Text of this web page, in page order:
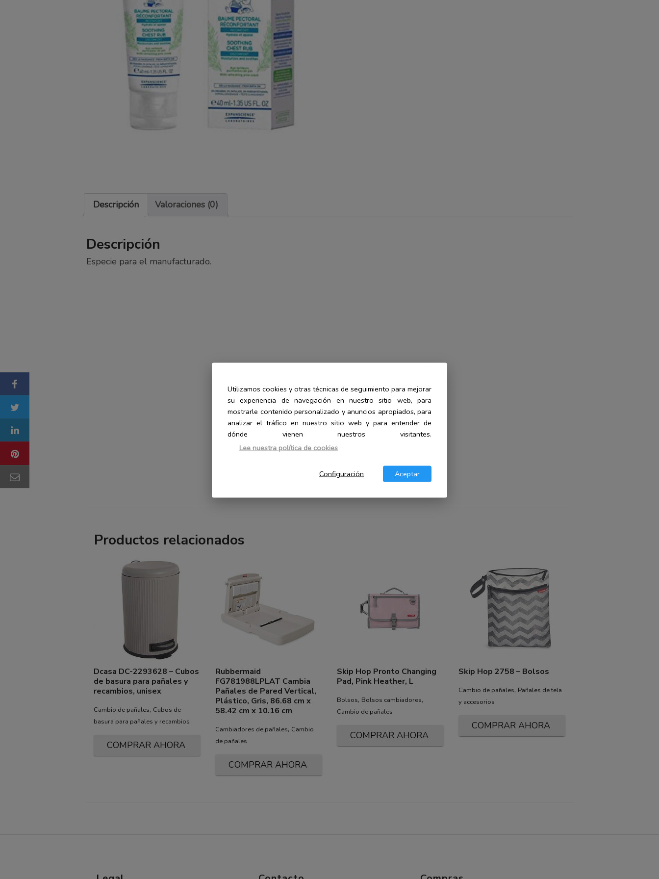
Descripción Valoraciones (0)
Descripción
Especie para el manufacturado.
Productos relacionados
Dcasa DC-2293628 – Cubos
de basura para pañales y
recambios, unisex
Cambio de pañales, Cubos de
basura para pañales y recambios
COMPRAR AHORA
Rubbermaid
FG781988LPLAT Cambia
Pañales de Pared Vertical,
Plástico, Gris, 86.68 cm x
58.42 cm x 10.16 cm
Cambiadores de pañales, Cambio
de pañales
COMPRAR AHORA
Skip Hop Pronto Changing
Pad, Pink Heather, L
Bolsos, Bolsos cambiadores,
Cambio de pañales
COMPRAR AHORA
Skip Hop 2758 – Bolsos
Cambio de pañales, Pañales de tela
y accesorios
COMPRAR AHORA
Utilizamos cookies y otras técnicas de seguimiento para mejorar
su experiencia de navegación en nuestro sitio web, para
mostrarle contenido personalizado y anuncios apropiados, para
analizar el tráfico en nuestro sitio web y para entender de
dónde vienen nuestros visitantes.
Lee nuestra política de cookies
Aceptar
Configuración